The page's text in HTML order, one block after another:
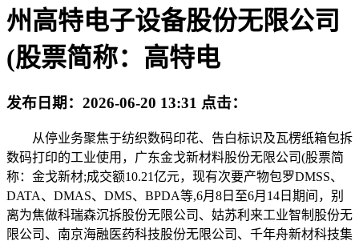
州高特电子设备股份无限公司
(股票简称：高特电
发布日期： 2026-06-20 13:31 点击：
从停业务聚焦于纺织数码印花、告白标识及瓦楞纸箱包拆
数码打印的工业使用，广东金戈新材料股份无限公司(股票简
称：金戈新材;成交额10.21亿元，现有次要产物包罗DMSS、
DATA、DMAS、DMS、BPDA等,6月8日至6月14日期间，别
离为焦做科瑞森沉拆股份无限公司、姑苏利来工业智制股份无
限公司、南京海融医药科技股份无限公司、千年舟新材科技集